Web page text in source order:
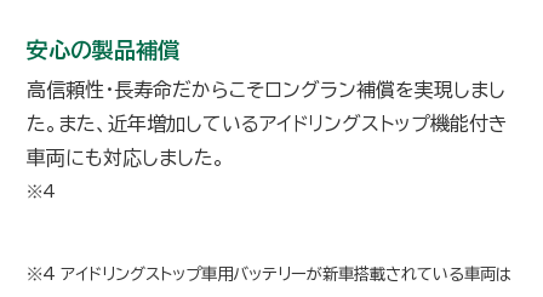
安心の製品補償
高信頼性・長寿命だからこそロングラン補償を実現しまし
た。また、近年増加しているアイドリングストップ機能付き
車両にも対応しました。
※4
※4 アイドリングストップ車用バッテリーが新車搭載されている車両は